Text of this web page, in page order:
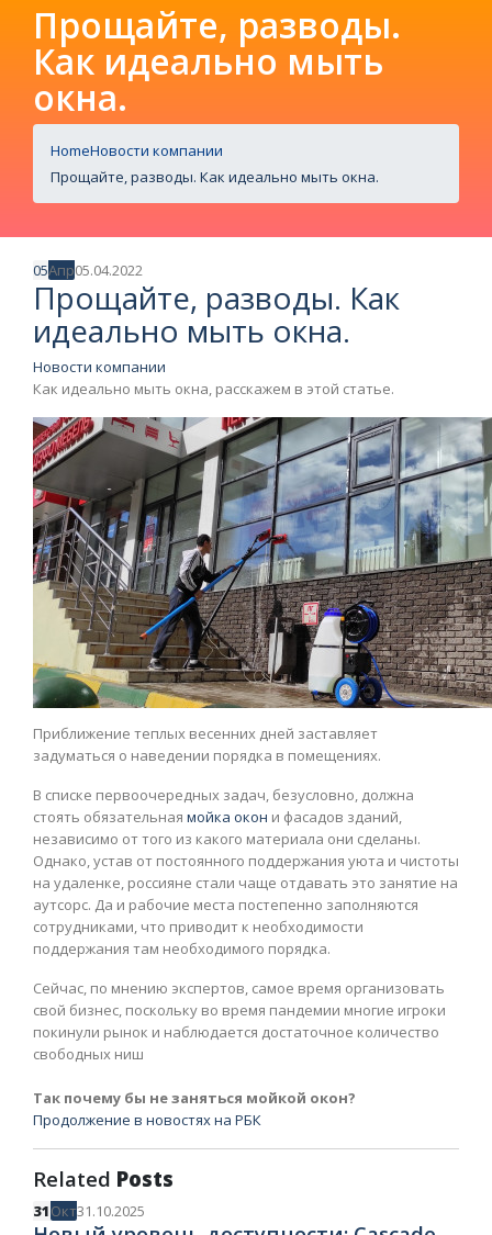
Прощайте, разводы.
Как идеально мыть
окна.
HomeНовости компании
Прощайте, разводы. Как идеально мыть окна.
05Апр05.04.2022
Прощайте, разводы. Как
идеально мыть окна.
Новости компании
Как идеально мыть окна, расскажем в этой статье.
Приближение теплых весенних дней заставляет
задуматься о наведении порядка в помещениях.
В списке первоочередных задач, безусловно, должна
стоять обязательная мойка окон и фасадов зданий,
независимо от того из какого материала они сделаны.
Однако, устав от постоянного поддержания уюта и чистоты
на удаленке, россияне стали чаще отдавать это занятие на
аутсорс. Да и рабочие места постепенно заполняются
сотрудниками, что приводит к необходимости
поддержания там необходимого порядка.
Сейчас, по мнению экспертов, самое время организовать
свой бизнес, поскольку во время пандемии многие игроки
покинули рынок и наблюдается достаточное количество
свободных ниш
Так почему бы не заняться мойкой окон?
Продолжение в новостях на РБК
Related Posts
31Окт31.10.2025